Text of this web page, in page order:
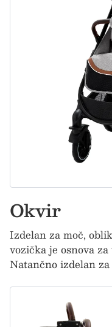
Okvir
Izdelan za moč,
vozička je osnova
Natančno izdelan